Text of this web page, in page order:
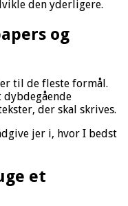
den yderligere.
og
til de fleste formål.
der skal skrives.
jer i, hvor I bedst
et